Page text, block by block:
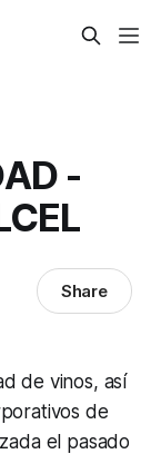
-
Share
de vinos, así
de
el pasado